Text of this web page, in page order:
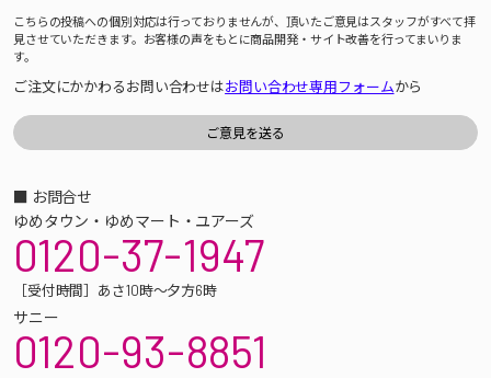
こちらの投稿への個別対応は行っておりませんが、頂いたご意見はスタッフがすべて拝
見させていただきます。お客様の声をもとに商品開発・サイト改善を行ってまいりま
す。
ご注文にかかわるお問い合わせはお問い合わせ専用フォームから
■ お問合せ
ゆめタウン・ゆめマート・ユアーズ
0120-37-1947
［受付時間］あさ10時～夕方6時
サニー
0120-93-8851